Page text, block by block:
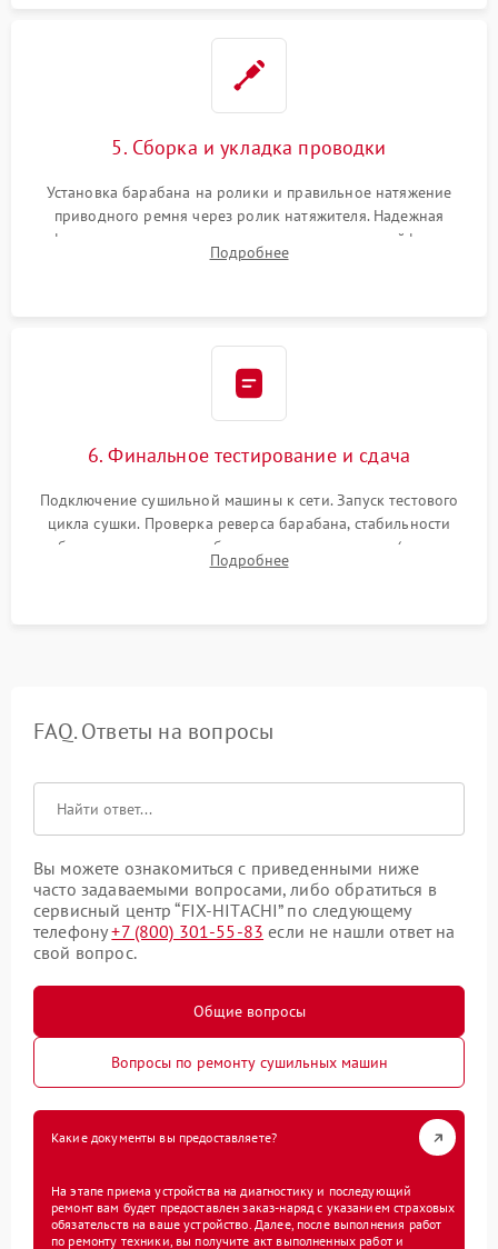
5. Сборка и укладка проводки
Установка барабана на ролики и правильное натяжение
приводного ремня через ролик натяжителя. Надежная
фиксация всех узлов, подключение клемм и шлейфов к
модулю управления. Монтаж корпусных панелей, люка и
Подробнее
6. Финальное тестирование и сдача
Подключение сушильной машины к сети. Запуск тестового
цикла сушки. Проверка реверса барабана, стабильности
набора температуры, работы дренажного насоса (откачка
конденсата) и отсутствия посторонних скрипов, стуков или
Подробнее
FAQ. Ответы на вопросы
Вы можете ознакомиться с приведенными ниже
часто задаваемыми вопросами, либо обратиться в
сервисный центр “FIX-HITACHI” по следующему
телефону+7 (800) 301-55-83 если не нашли ответ на
свой вопрос.
Общие вопросы
Вопросы по ремонту сушильных машин
Какие документы вы предоставляете?
На этапе приема устройства на диагностику и последующий
ремонт вам будет предоставлен заказ-наряд с указанием страховых
обязательств на ваше устройство. Далее, после выполнения работ
по ремонту техники, вы получите акт выполненных работ и